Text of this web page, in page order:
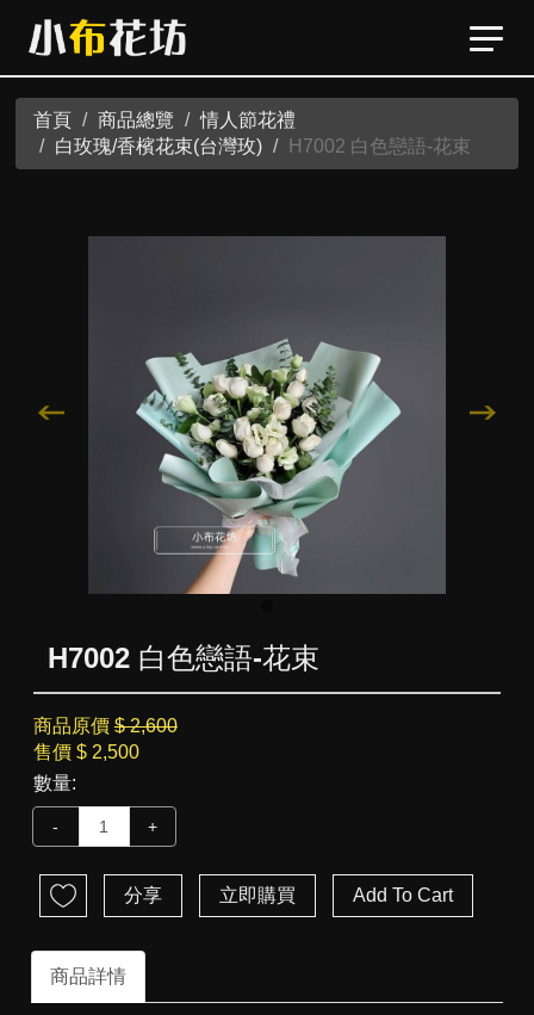
首頁 商品總覽
情人節花禮
白玫瑰/香檳花束(台灣玫)
H7002 白色戀語-花束
H7002 白色戀語-花束
商品原價 $ 2,600
售價 $ 2,500
數量:
- +
分享 立即購買 Add To Cart
商品詳情